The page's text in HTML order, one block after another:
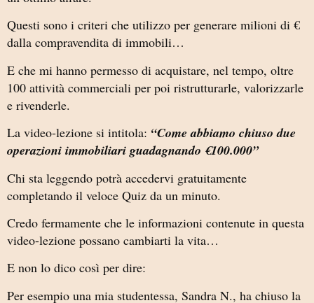
Questi sono i criteri che utilizzo per generare milioni di €
dalla compravendita di immobili…
E che mi hanno permesso di acquistare, nel tempo, oltre
100 attività commerciali per poi ristrutturarle, valorizzarle
e rivenderle.
La video-lezione si intitola: “Come abbiamo chiuso due
operazioni immobiliari guadagnando €100.000”
Chi sta leggendo potrà accedervi gratuitamente
completando il veloce Quiz da un minuto.
Credo fermamente che le informazioni contenute in questa
video-lezione possano cambiarti la vita…
E non lo dico così per dire:
Per esempio una mia studentessa, Sandra N., ha chiuso la